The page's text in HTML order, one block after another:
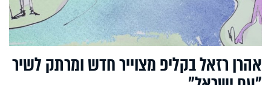
אהרן רזאל בקליפ מצוייר חדש ומרתק לשיר